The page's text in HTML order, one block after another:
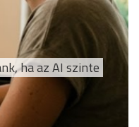
ha az AI szinte